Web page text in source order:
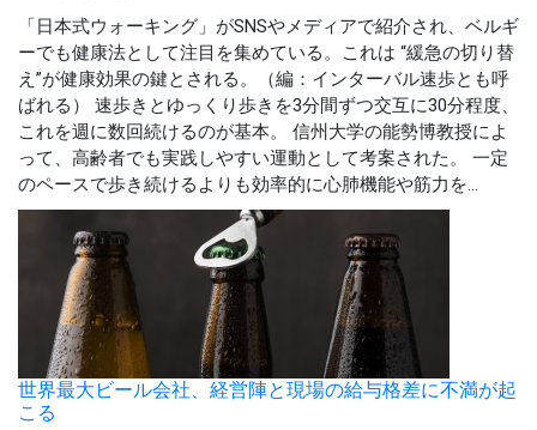
「日本式ウォーキング」がSNSやメディアで紹介され、ベルギ
ーでも健康法として注目を集めている。これは “緩急の切り替
え”が健康効果の鍵とされる。（編：インターバル速歩とも呼
ばれる） 速歩きとゆっくり歩きを3分間ずつ交互に30分程度、
これを週に数回続けるのが基本。 信州大学の能勢博教授によ
って、高齢者でも実践しやすい運動として考案された。 一定
のペースで歩き続けるよりも効率的に心肺機能や筋力を...
世界最大ビール会社、経営陣と現場の給与格差に不満が起
こる